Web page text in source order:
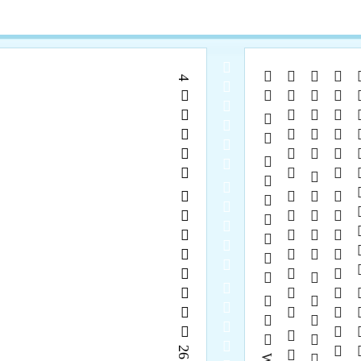
  